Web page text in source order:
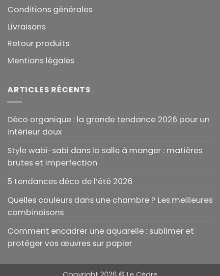
Conditions générales
Livraisons
Retour produits
Mentions légales
ARTICLES RÉCENTS
Déco organique : la grande tendance 2026 pour un
intérieur doux
Style wabi-sabi dans la salle à manger : matières
brutes et imperfection
5 tendances déco de l’été 2026
Quelles couleurs dans une chambre ? Les meilleures
combinaisons
Comment encadrer une aquarelle : sublimer et
protéger vos œuvres sur papier